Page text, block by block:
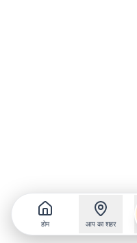
होम आप का शहर